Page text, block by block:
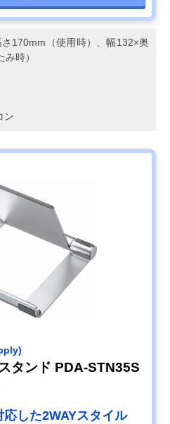
170mm（使用時）、幅132×奥
時）
ン
タンド PDA-STN35S
した2WAYスタイル